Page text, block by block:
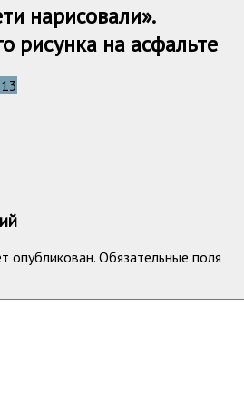
нарисовали».
рисунка на асфальте
опубликован. Обязательные поля